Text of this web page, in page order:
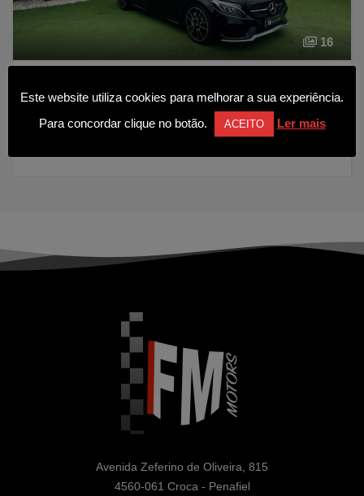
16
41 990€
Avenida Zeferino de Oliveira, 815
4560-061 Croca - Penafiel
Este website utiliza cookies para melhorar a sua experiência.
Para concordar clique no botão.
ACEITO Ler mais